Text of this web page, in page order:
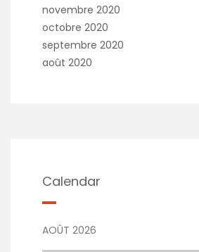
novembre 2020
octobre 2020
septembre 2020
août 2020
Calendar
AOÛT 2026